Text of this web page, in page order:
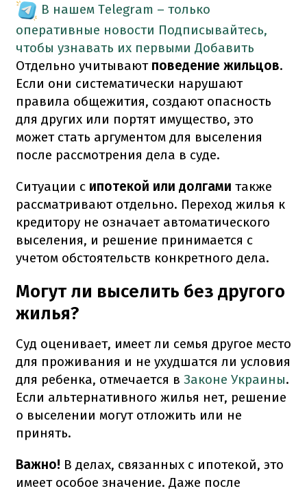
В нашем Telegram – только
оперативные новости Подписывайтесь,
чтобы узнавать их первыми Добавить
Отдельно учитывают поведение жильцов.
Если они систематически нарушают
правила общежития, создают опасность
для других или портят имущество, это
может стать аргументом для выселения
после рассмотрения дела в суде.
Ситуации с ипотекой или долгами также
рассматривают отдельно. Переход жилья к
кредитору не означает автоматического
выселения, и решение принимается с
учетом обстоятельств конкретного дела.
Могут ли выселить без другого
жилья?
Суд оценивает, имеет ли семья другое место
для проживания и не ухудшатся ли условия
для ребенка, отмечается в Законе Украины.
Если альтернативного жилья нет, решение
о выселении могут отложить или не
принять.
Важно! В делах, связанных с ипотекой, это
имеет особое значение. Даже после